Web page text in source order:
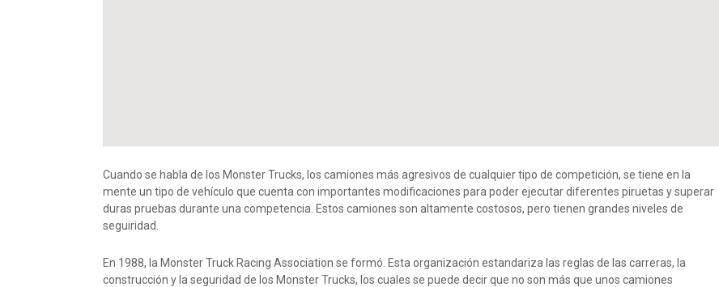
Cuando se habla de los Monster Trucks, los camiones más agresivos de cualquier tipo de competición, se tiene en la
mente un tipo de vehículo que cuenta con importantes modificaciones para poder ejecutar diferentes piruetas y superar
duras pruebas durante una competencia. Estos camiones son altamente costosos, pero tienen grandes niveles de
seguiridad.
En 1988, la Monster Truck Racing Association se formó. Esta organización estandariza las reglas de las carreras, la
construcción y la seguridad de los Monster Trucks, los cuales se puede decir que no son más que unos camiones